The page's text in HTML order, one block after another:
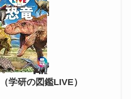
学研の図鑑LIVE）